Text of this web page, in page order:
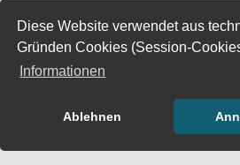
Diese Website verwendet aus
Gründen Cookies (Session-
Informationen
Ablehnen